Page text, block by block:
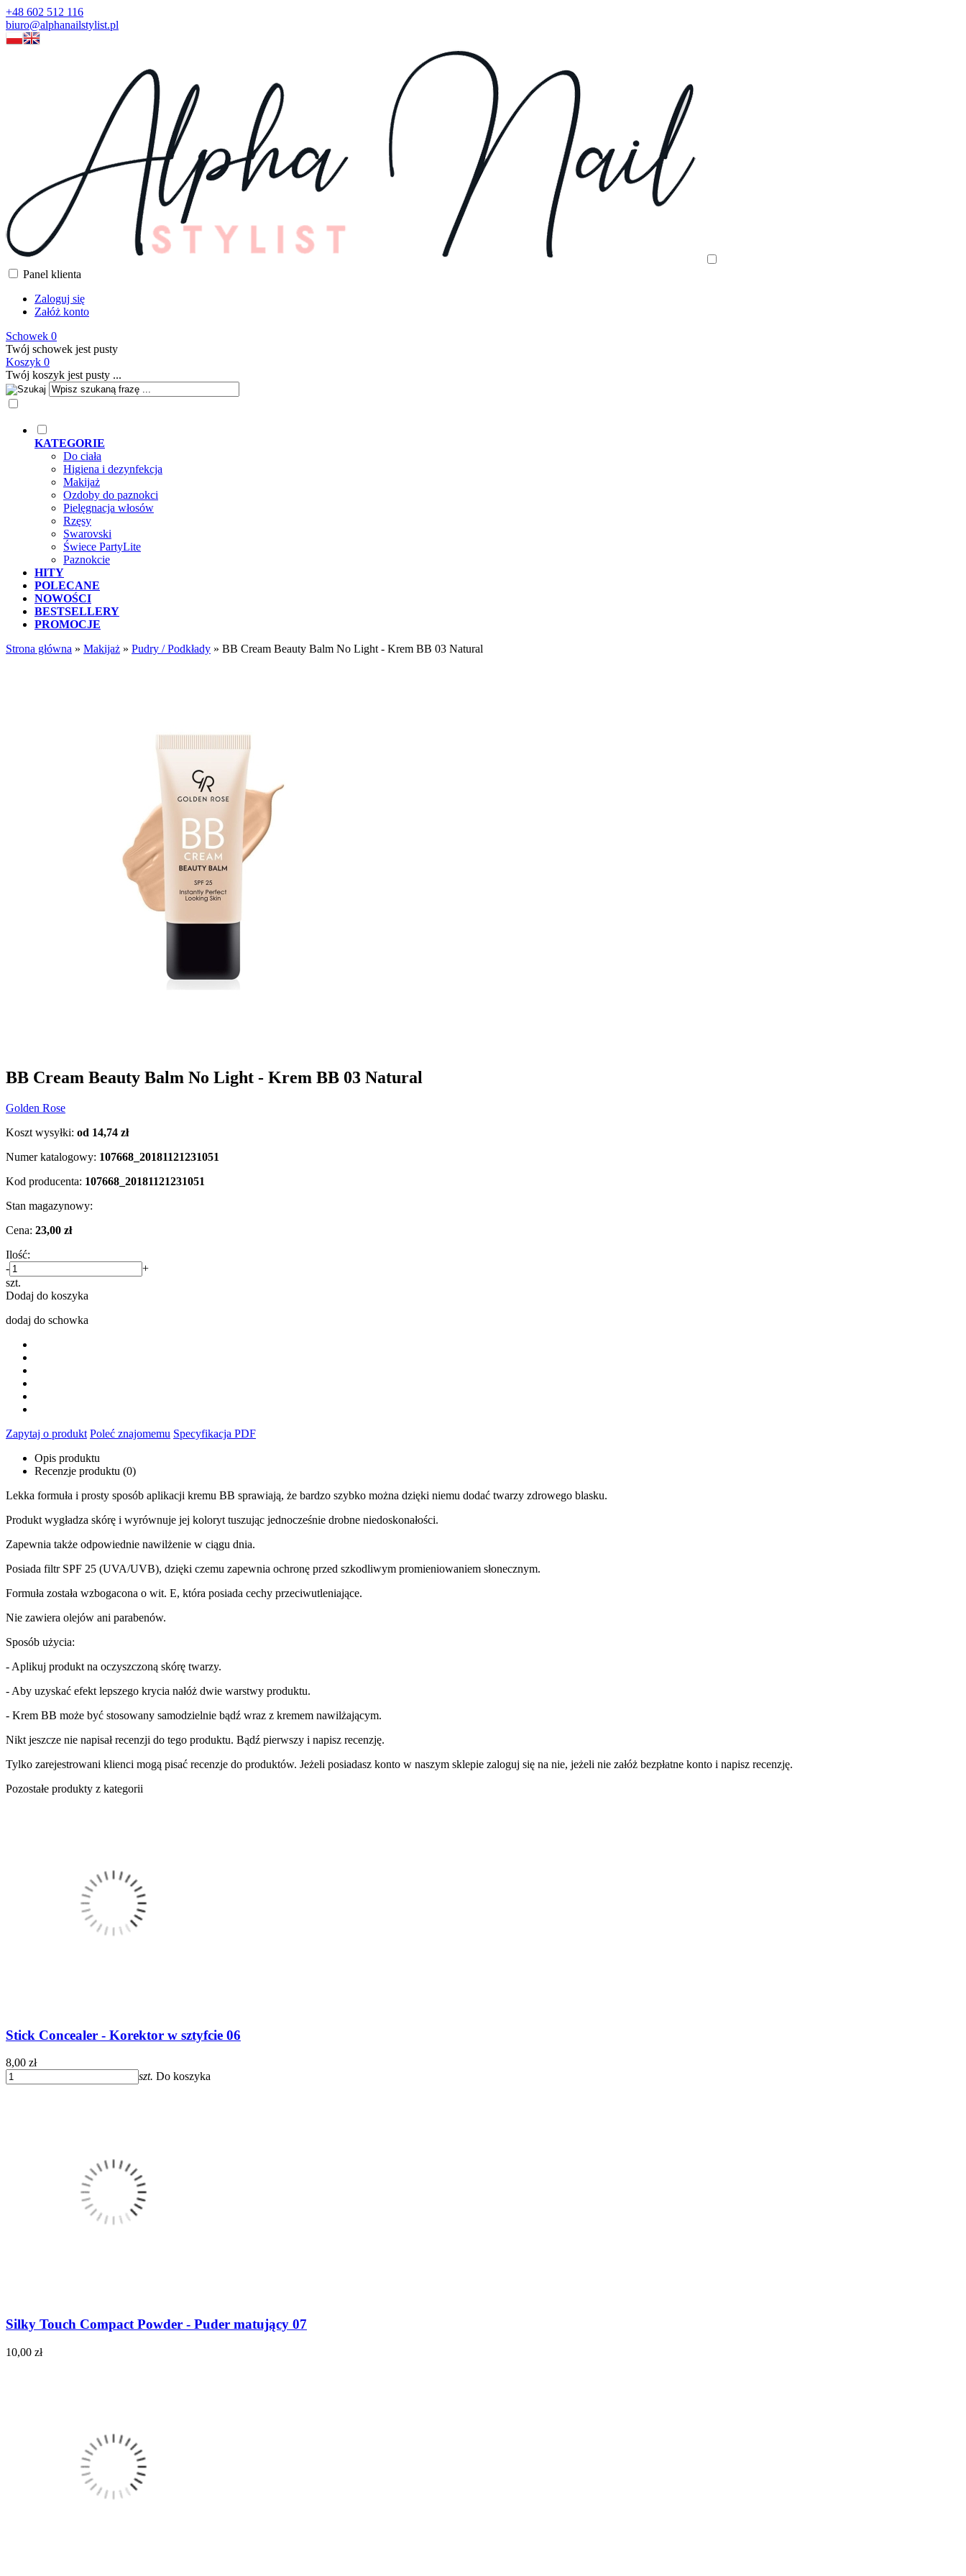
+48 602 512 116
biuro@alphanailstylist.pl
Panel klienta
Zaloguj się
Załóż konto
Schowek 0
Twój schowek jest pusty
Koszyk 0
Twój koszyk jest pusty ...
KATEGORIE
Do ciała
Higiena i dezynfekcja
Makijaż
Ozdoby do paznokci
Pielęgnacja włosów
Rzęsy
Swarovski
Świece PartyLite
Paznokcie
HITY
POLECANE
NOWOŚCI
BESTSELLERY
PROMOCJE
Strona główna » Makijaż » Pudry / Podkłady » BB Cream Beauty Balm No Light - Krem BB 03 Natural
BB Cream Beauty Balm No Light - Krem BB 03 Natural
Golden Rose
Koszt wysyłki: od 14,74 zł
Numer katalogowy: 107668_20181121231051
Kod producenta: 107668_20181121231051
Stan magazynowy:
Cena: 23,00 zł
Ilość:
-
+
szt.
Dodaj do koszyka
dodaj do schowka
Zapytaj o produkt Poleć znajomemu Specyfikacja PDF
Opis produktu
Recenzje produktu (0)
Lekka formuła i prosty sposób aplikacji kremu BB sprawiają, że bardzo szybko można dzięki niemu dodać twarzy zdrowego blasku.
Produkt wygładza skórę i wyrównuje jej koloryt tuszując jednocześnie drobne niedoskonałości.
Zapewnia także odpowiednie nawilżenie w ciągu dnia.
Posiada filtr SPF 25 (UVA/UVB), dzięki czemu zapewnia ochronę przed szkodliwym promieniowaniem słonecznym.
Formuła została wzbogacona o wit. E, która posiada cechy przeciwutleniające.
Nie zawiera olejów ani parabenów.
Sposób użycia:
- Aplikuj produkt na oczyszczoną skórę twarzy.
- Aby uzyskać efekt lepszego krycia nałóż dwie warstwy produktu.
- Krem BB może być stosowany samodzielnie bądź wraz z kremem nawilżającym.
Nikt jeszcze nie napisał recenzji do tego produktu. Bądź pierwszy i napisz recenzję.
Tylko zarejestrowani klienci mogą pisać recenzje do produktów. Jeżeli posiadasz konto w naszym sklepie zaloguj się na nie, jeżeli nie załóż bezpłatne konto i napisz recenzję.
Pozostałe produkty z kategorii
Stick Concealer - Korektor w sztyfcie 06
8,00 zł
szt. Do koszyka
Silky Touch Compact Powder - Puder matujący 07
10,00 zł